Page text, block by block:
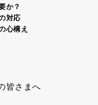
か？
対応
心構え
皆さまへ